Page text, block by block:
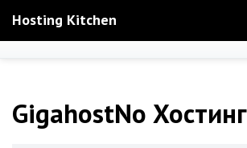
Hosting Kitchen
GigahostNo Хостинг